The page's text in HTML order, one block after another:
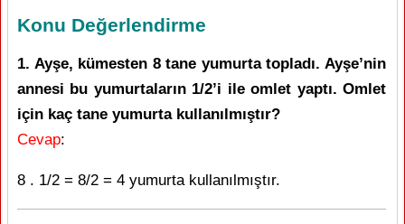
Konu Değerlendirme
1. Ayşe, kümesten 8 tane yumurta topladı. Ayşe’nin
annesi bu yumurtaların 1/2’i ile omlet yaptı. Omlet
için kaç tane yumurta kullanılmıştır?
Cevap:
8 . 1/2 = 8/2 = 4 yumurta kullanılmıştır.